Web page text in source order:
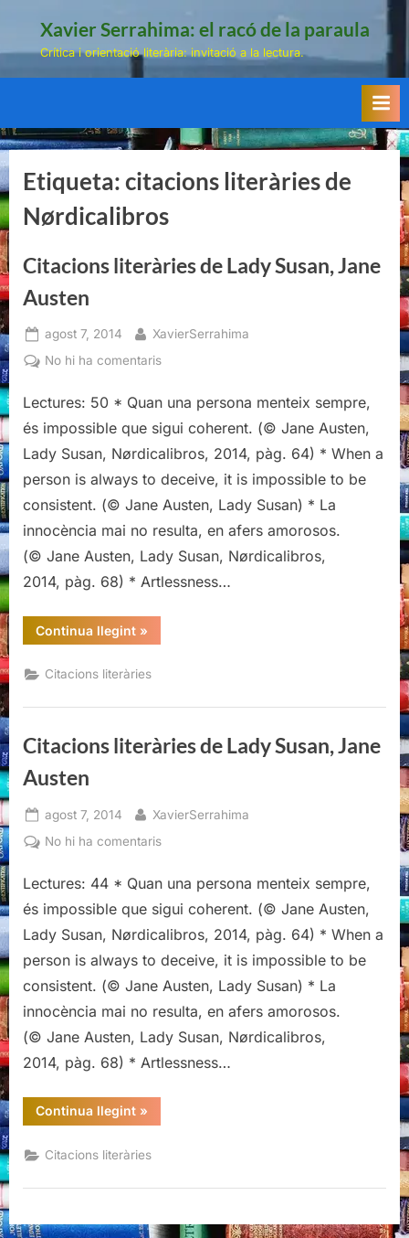
Xavier Serrahima: el racó de la paraula
Crítica i orientació literària: invitació a la lectura.
Etiqueta:citacions literàries de
Nørdicalibros
Citacions literàries de Lady Susan, Jane
Austen
Posted
on
agost 7, 2014 By
XavierSerrahima
No hi ha comentarisa
literàries
de
Susan,
Jane
Austen
Lectures: 50 * Quan una persona menteix sempre,
és impossible que sigui coherent. (© Jane Austen,
Lady Susan, Nørdicalibros, 2014, pàg. 64) * When a
person is always to deceive, it is impossible to be
consistent. (© Jane Austen, Lady Susan) * La
innocència mai no resulta, en afers amorosos.
(© Jane Austen, Lady Susan, Nørdicalibros,
2014, pàg. 68) * Artlessness…
Continua llegint“Citacions
literàries
Lady
Susan,
Austen”
»
Citacions literàries
Citacions literàries de Lady Susan, Jane
Austen
Posted
on
agost 7, 2014 By
XavierSerrahima
No hi ha comentarisa
literàries
de
Susan,
Jane
Austen
Lectures: 44 * Quan una persona menteix sempre,
és impossible que sigui coherent. (© Jane Austen,
Lady Susan, Nørdicalibros, 2014, pàg. 64) * When a
person is always to deceive, it is impossible to be
consistent. (© Jane Austen, Lady Susan) * La
innocència mai no resulta, en afers amorosos.
(© Jane Austen, Lady Susan, Nørdicalibros,
2014, pàg. 68) * Artlessness…
Continua llegint“Citacions
literàries
Lady
Susan,
Austen”
»
Citacions literàries